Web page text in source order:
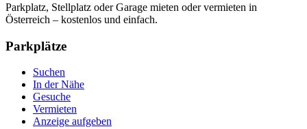
Parkplatz, Stellplatz oder Garage mieten oder vermieten in
Österreich – kostenlos und einfach.
Parkplätze
Suchen
In der Nähe
Gesuche
Vermieten
Anzeige aufgeben